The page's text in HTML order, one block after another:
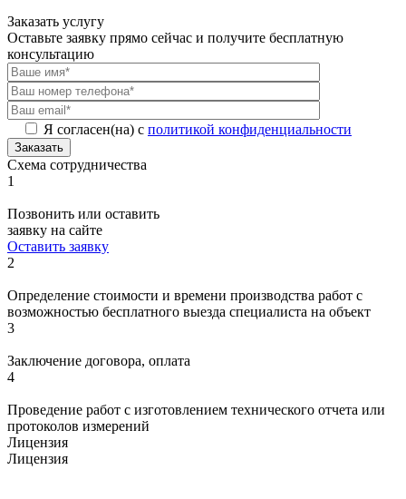
Заказать услугу
Оставьте заявку прямо сейчас и получите бесплатную
консультацию
Я согласен(на) с политикой конфиденциальности
Заказать
Схема сотрудничества
1
Позвонить или оставить
заявку на сайте
Оставить заявку
2
Определение стоимости и времени производства работ с
возможностью бесплатного выезда специалиста на объект
3
Заключение договора, оплата
4
Проведение работ с изготовлением технического отчета или
протоколов измерений
Лицензия
Лицензия